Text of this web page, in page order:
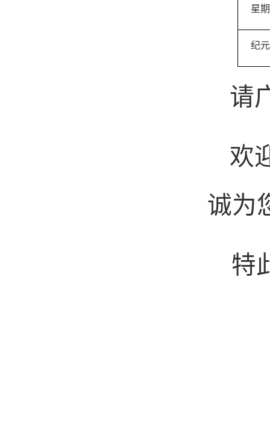
星
纪
请
欢
诚为
特